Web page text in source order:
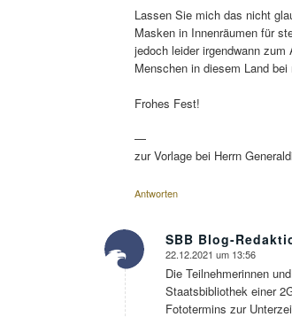
Lassen Sie mich das nicht
Masken in Innenräumen für
jedoch leider irgendwann
Menschen in diesem Land bei
Frohes Fest!
—
zur Vorlage bei Herrn
Antworten
SBB Blog-
sagte:
22.12.2021 um 13:56
Die Teilnehmerinnen
Staatsbibliothek einer
Fototermins zur